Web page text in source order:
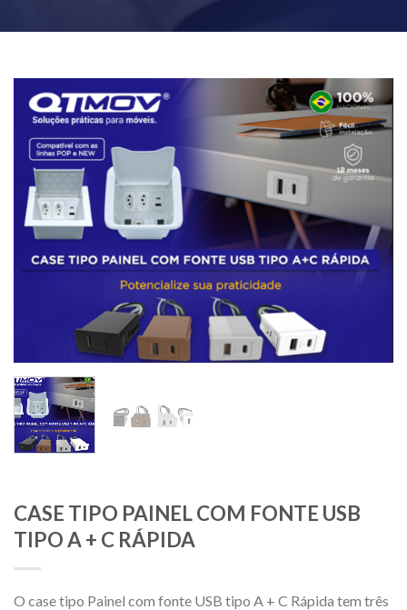
CASE TIPO PAINEL COM FONTE USB
TIPO A + C RÁPIDA
O case tipo Painel com fonte USB tipo A + C Rápida tem três